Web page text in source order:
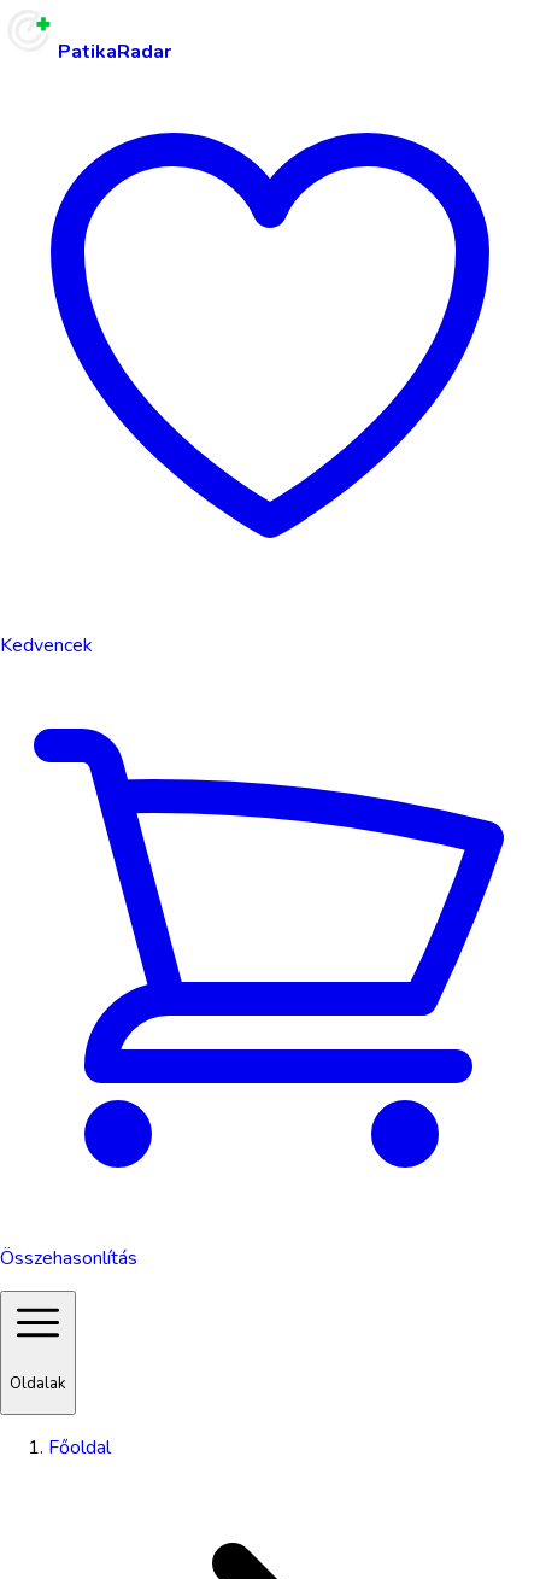
PatikaRadar
Kedvencek
Összehasonlítás
Oldalak
Főoldal